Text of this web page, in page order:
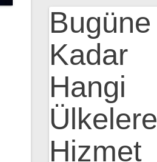
Bugüne
Kadar
Hangi
Ülkelere
Hizmet